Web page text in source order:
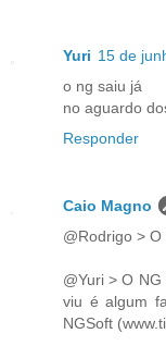
Yuri 15 de
o ng saiu já
no aguardo
Responder
Caio Magno
@Rodrigo > O
@Yuri > O
viu é algum
NGSoft